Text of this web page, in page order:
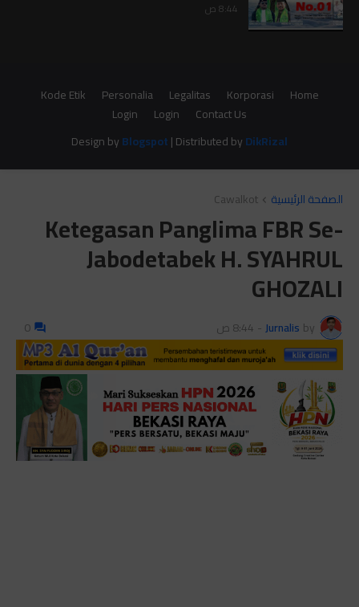
الصفحة الرئيسية Cawalkot
Ketegasan Panglima FBR Se-
Jabodetabek H. SYAHRUL
GHOZALI
by
Jurnalis
- 8:44 ص 0
8:44 ص
Design byBlogspot| Distributed byDikRizal
Home
Korporasi
Legalitas
Personalia
Kode Etik
Contact Us
Login
Login